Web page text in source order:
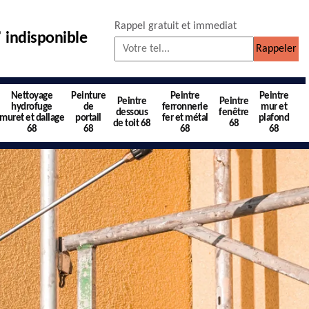
indisponible
Rappel gratuit et immediat
Nettoyage
hydrofuge
muret et dallage
68
Peinture
de
portail
68
Peintre
dessous
de toit 68
Peintre
ferronnerie
fer et métal
68
Peintre
fenêtre
68
Peintre
mur et
plafond
68